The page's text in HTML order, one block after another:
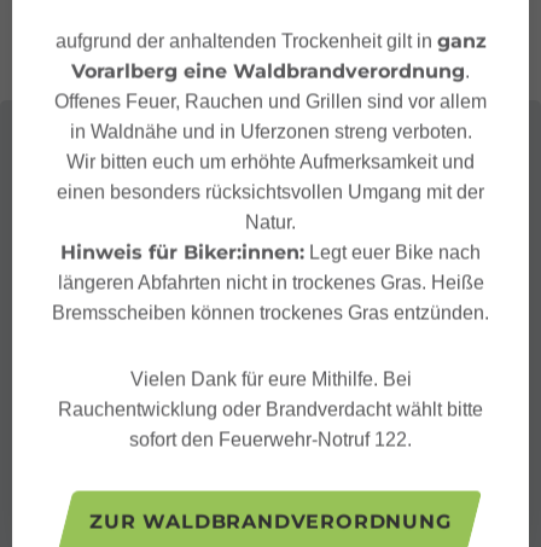
aufgrund der anhaltenden Trockenheit gilt in ganz
Vorarlberg eine Waldbrandverordnung.
Offenes Feuer, Rauchen und Grillen sind vor allem
in Waldnähe und in Uferzonen streng verboten.
Wir bitten euch um erhöhte Aufmerksamkeit und
einen besonders rücksichtsvollen Umgang mit der
Natur.
Hinweis für Biker:innen: Legt euer Bike nach
längeren Abfahrten nicht in trockenes Gras. Heiße
Bremsscheiben können trockenes Gras entzünden.
Vielen Dank für eure Mithilfe. Bei
Rauchentwicklung oder Brandverdacht wählt bitte
sofort den Feuerwehr-Notruf 122.
ZUR WALDBRANDVERORDNUNG